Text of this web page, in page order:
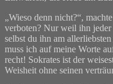
„Wieso denn nicht?“,
verboten? Nur weil ihn jeder
selbst du ihn am
muss ich auf meine Worte
recht! Sokrates ist der
Weisheit ohne seinen